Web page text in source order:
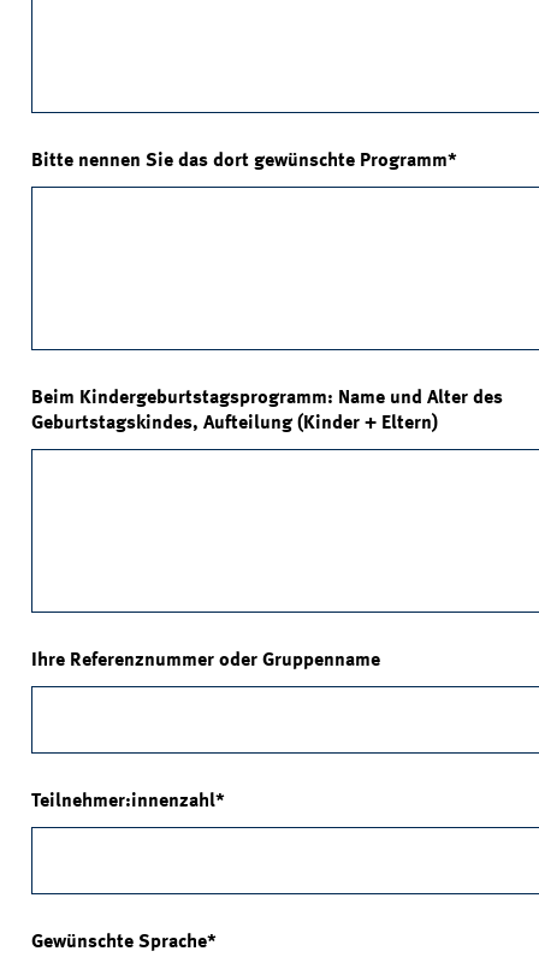
Bitte nennen Sie das dort gewünschte Programm
Beim Kindergeburtstagsprogramm: Name und Alter des
Geburtstagskindes, Aufteilung (Kinder + Eltern)
Ihre Referenznummer oder Gruppenname
Teilnehmer:innenzahl
Gewünschte Sprache